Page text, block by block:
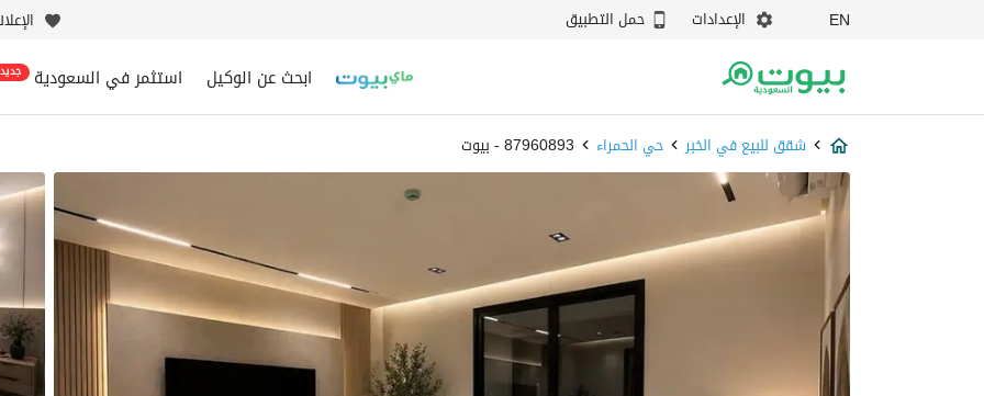
EN الإعدادات حمل التطبيق
ابحث عن الوكيل استثمر في السعودية جديد
شقق للبيع في الخبر حي الحمراء 87960893 - بيوت